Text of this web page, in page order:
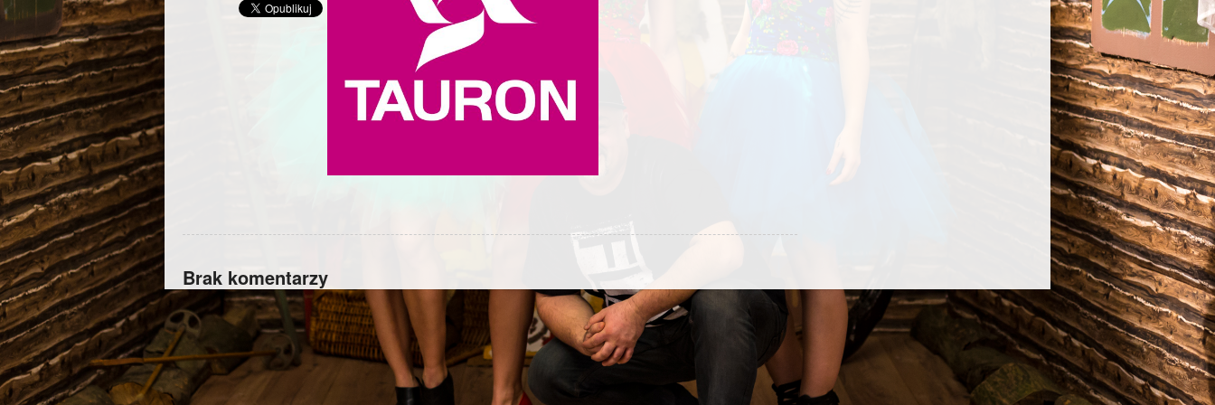
Brak komentarzy